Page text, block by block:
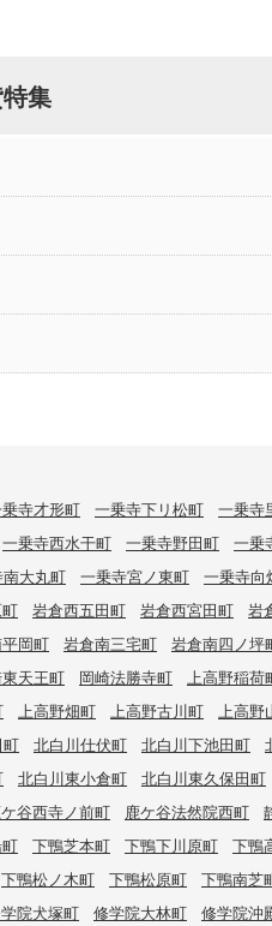
集
寺才形町 一乗寺下リ松町 一乗寺
一乗寺西水干町 一乗寺野田町 一乗
大丸町 一乗寺宮ノ東町 一乗寺向
岩倉西五田町 岩倉西宮田町 岩
岡町 岩倉南三宅町 岩倉南四ノ坪
天王町 岡崎法勝寺町 上高野稲荷
上高野畑町 上高野古川町 上高野
町 北白川仕伏町 北白川下池田町
北白川東小倉町 北白川東久保田町
谷西寺ノ前町 鹿ケ谷法然院西町
下鴨芝本町 下鴨下川原町 下鴨
下鴨松ノ木町 下鴨松原町 下鴨南芝
院犬塚町 修学院大林町 修学院沖